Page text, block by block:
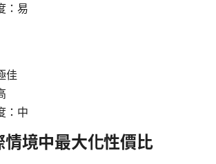
：易
佳
：中
情境中最大化性價比